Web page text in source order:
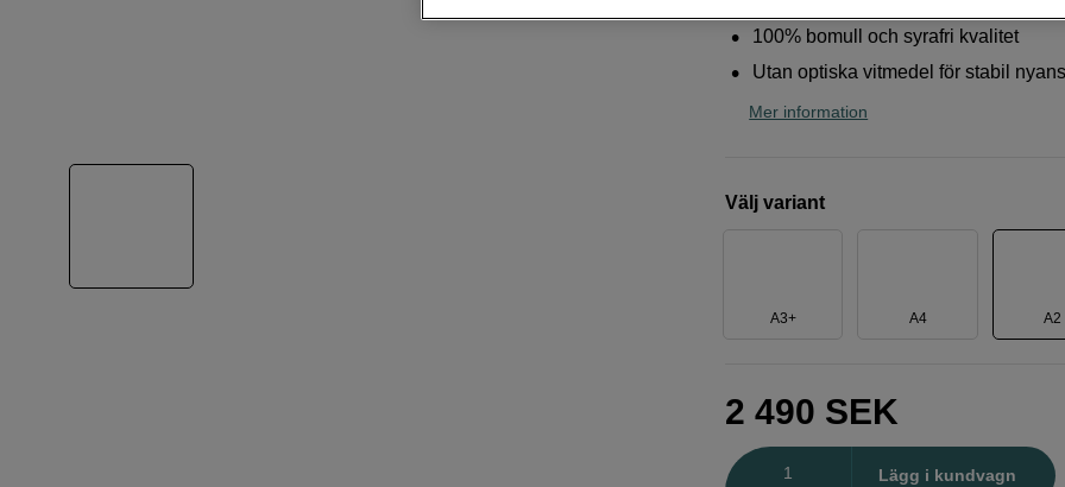
100% bomull och syrafri kvalitet
Utan optiska vitmedel för stabil nyans
Mer information
Välj variant
A3+ A4 A2
2 490 SEK
Lägg i kundvagn